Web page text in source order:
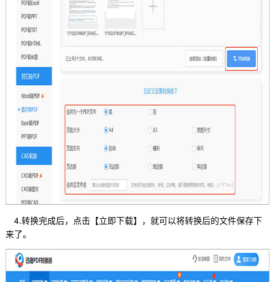
4.转换完成后，点击【立即下载】，就可以将转换后的文件保存下
来了。